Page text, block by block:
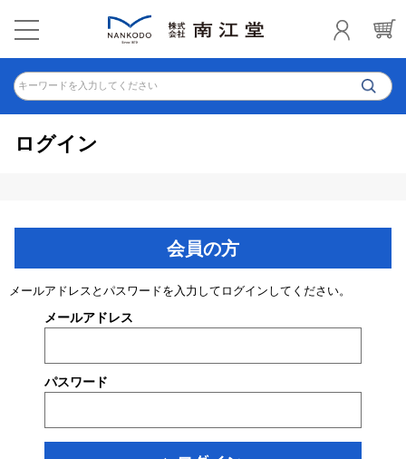
キーワードを入力してください
ログイン
会員の方
メールアドレスとパスワードを入力してログインしてください。
メールアドレス
パスワード